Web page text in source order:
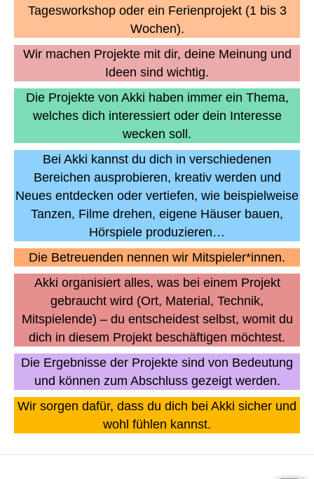
Tagesworkshop oder ein Ferienprojekt (1 bis 3
Wochen).
Wir machen Projekte mit dir, deine Meinung und
Ideen sind wichtig.
Die Projekte von Akki haben immer ein Thema,
welches dich interessiert oder dein Interesse
wecken soll.
Bei Akki kannst du dich in verschiedenen
Bereichen ausprobieren, kreativ werden und
Neues entdecken oder vertiefen, wie beispielweise
Tanzen, Filme drehen, eigene Häuser bauen,
Hörspiele produzieren…
Die Betreuenden nennen wir Mitspieler*innen.
Akki organisiert alles, was bei einem Projekt
gebraucht wird (Ort, Material, Technik,
Mitspielende) – du entscheidest selbst, womit du
dich in diesem Projekt beschäftigen möchtest.
Die Ergebnisse der Projekte sind von Bedeutung
und können zum Abschluss gezeigt werden.
Wir sorgen dafür, dass du dich bei Akki sicher und
wohl fühlen kannst.